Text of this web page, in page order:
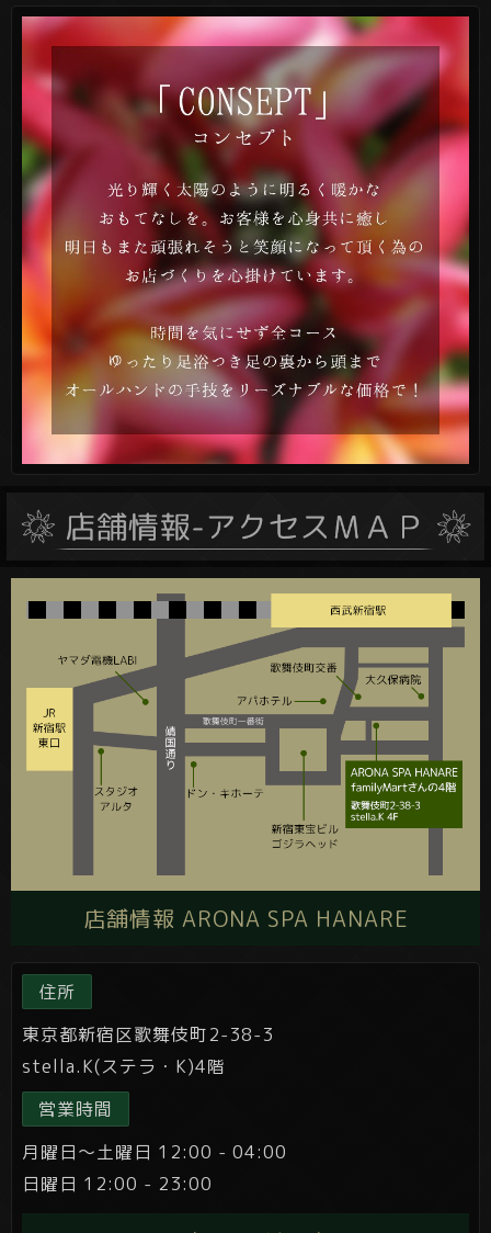
店舗情報 ARONA SPA HANARE
住所
東京都新宿区歌舞伎町2-38-3
stella.K(ステラ・K)4階
営業時間
月曜日～土曜日 12:00 - 04:00
日曜日 12:00 - 23:00